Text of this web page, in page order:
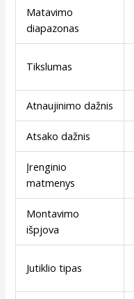
Matavimo
diapazonas
Tikslumas
Atnaujinimo dažnis
Atsako dažnis
Įrenginio
matmenys
Montavimo
išpjova
Jutiklio tipas